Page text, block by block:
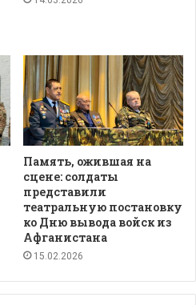
Память, ожившая на
сцене: солдаты
представили
театральную постановку
ко Дню вывода войск из
Афганистана
15.02.2026